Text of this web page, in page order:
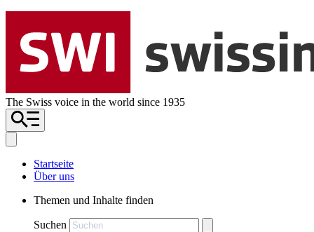
The Swiss voice in the world since 1935
Startseite
Über uns
Themen und Inhalte finden
Suchen